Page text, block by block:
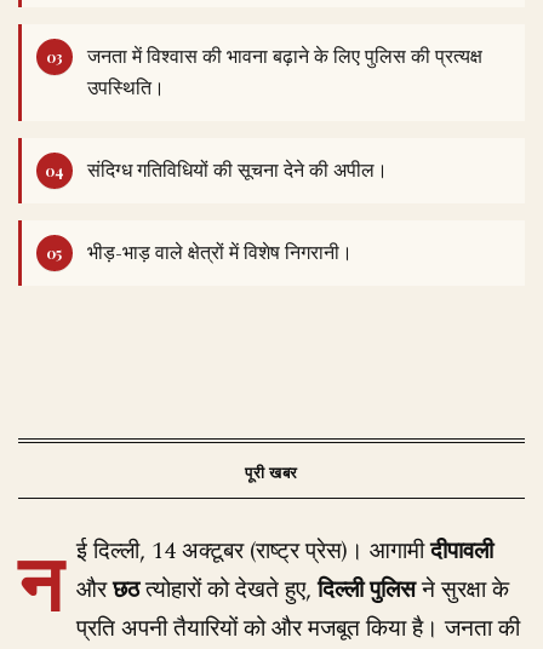
जनता में विश्वास की भावना बढ़ाने के लिए पुलिस की प्रत्यक्ष
उपस्थिति।
संदिग्ध गतिविधियों की सूचना देने की अपील।
भीड़-भाड़ वाले क्षेत्रों में विशेष निगरानी।
न ई दिल्ली, 14 अक्टूबर (राष्ट्र प्रेस)। आगामीदीपावली
औरछठत्योहारों को देखते हुए,दिल्ली पुलिसने सुरक्षा के
प्रति अपनी तैयारियों को और मजबूत किया है। जनता की